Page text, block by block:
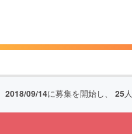
2018/09/14に募集を開始し、 25